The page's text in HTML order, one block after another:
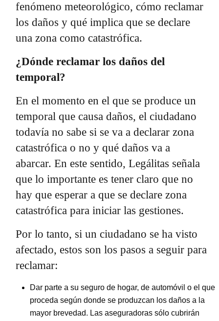
fenómeno meteorológico, cómo reclamar
los daños y qué implica que se declare
una zona como catastrófica.
¿Dónde reclamar los daños del
temporal?
En el momento en el que se produce un
temporal que causa daños, el ciudadano
todavía no sabe si se va a declarar zona
catastrófica o no y qué daños va a
abarcar. En este sentido, Legálitas señala
que lo importante es tener claro que no
hay que esperar a que se declare zona
catastrófica para iniciar las gestiones.
Por lo tanto, si un ciudadano se ha visto
afectado, estos son los pasos a seguir para
reclamar:
Dar parte a su seguro de hogar, de automóvil o el que
proceda según donde se produzcan los daños a la
mayor brevedad. Las aseguradoras sólo cubrirán